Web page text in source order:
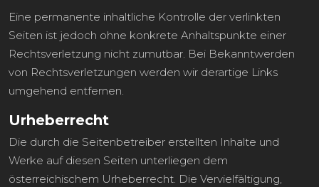
Eine permanente inhaltliche Kontrolle der verlinkten
Seiten ist jedoch ohne konkrete Anhaltspunkte einer
Rechtsverletzung nicht zumutbar. Bei Bekanntwerden
von Rechtsverletzungen werden wir derartige Links
umgehend entfernen.
Urheberrecht
Die durch die Seitenbetreiber erstellten Inhalte und
Werke auf diesen Seiten unterliegen dem
österreichischem Urheberrecht. Die Vervielfältigung,